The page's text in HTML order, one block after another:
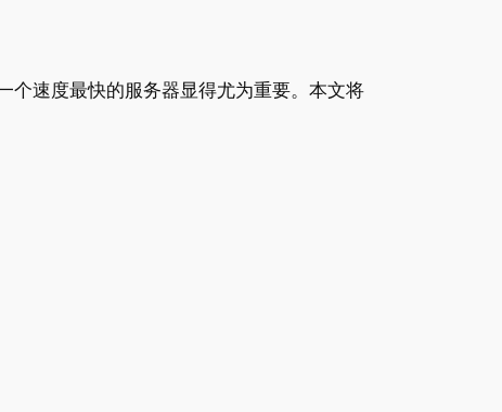
个速度最快的服务器显得尤为重要。本文将